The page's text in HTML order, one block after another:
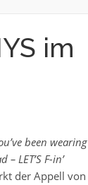
im
been wearing
LET’S F-in’
der Appell von